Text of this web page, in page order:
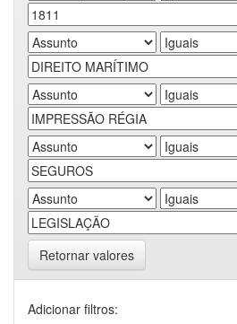
Retornar valores
Adicionar filtros: